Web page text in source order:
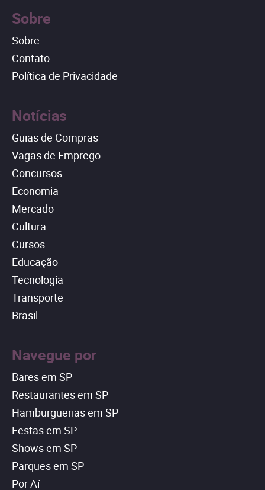
Sobre
Sobre
Contato
Política de Privacidade
Notícias
Guias de Compras
Vagas de Emprego
Concursos
Economia
Mercado
Cultura
Cursos
Educação
Tecnologia
Transporte
Brasil
Navegue por
Bares em SP
Restaurantes em SP
Hamburguerias em SP
Festas em SP
Shows em SP
Parques em SP
Por Aí